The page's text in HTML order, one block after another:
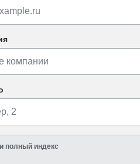
полный индекс